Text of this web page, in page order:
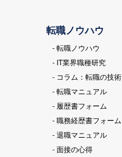
転職ノウハウ
- 転職ノウハウ
- IT業界職種研究
- コラム：転職の技術
- 転職マニュアル
- 履歴書フォーム
- 職務経歴書フォーム
- 退職マニュアル
- 面接の心得